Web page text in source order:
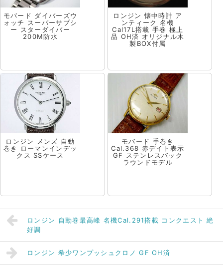
モバード ダイバーズウ
ォッチ スーパーサブシ
ー スターダイバー
200M防水
ロンジン 懐中時計 ア
ンティーク 名機
Cal17L搭載 手巻 極上
品 OH済 オリジナル木
製BOX付属
ロンジン メンズ 自動
巻き ローマンインデッ
クス SSケース
モバード 手巻き
Cal.368 赤デイト表示
GF ステンレスバック
ラウンドモデル
ロンジン 自動巻最高峰 名機Cal.291搭載 コンクエスト 絶
好調
ロンジン 希少ワンプッシュクロノ GF OH済